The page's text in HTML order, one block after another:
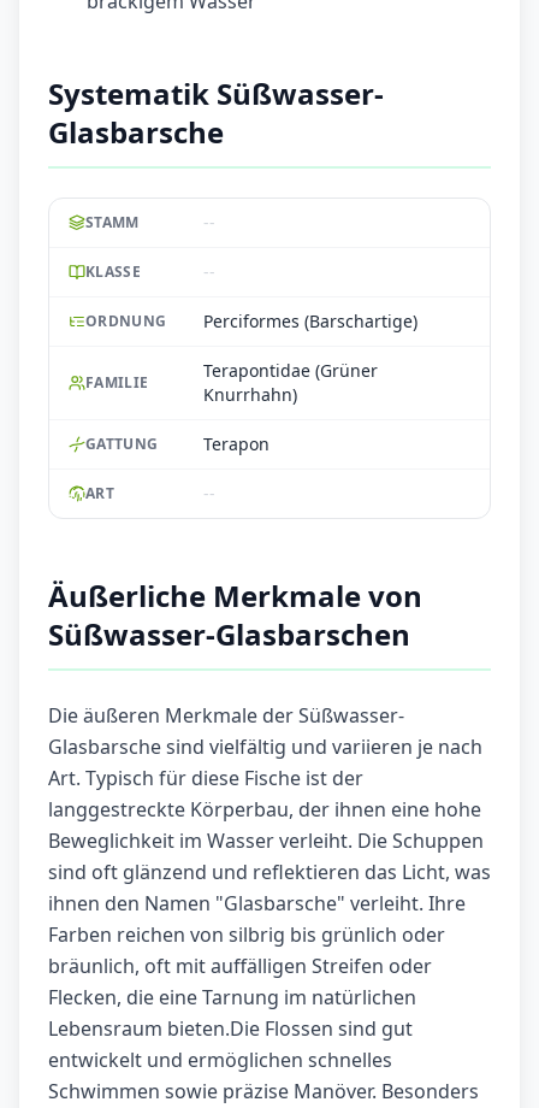
Systematik Süßwasser-
Glasbarsche
STAMM --
KLASSE --
ORDNUNG Perciformes (Barschartige)
FAMILIE
Terapontidae (Grüner
Knurrhahn)
GATTUNG Terapon
ART --
Äußerliche Merkmale von
Süßwasser-Glasbarschen
Die äußeren Merkmale der Süßwasser-
Glasbarsche sind vielfältig und variieren je nach
Art. Typisch für diese Fische ist der
langgestreckte Körperbau, der ihnen eine hohe
Beweglichkeit im Wasser verleiht. Die Schuppen
sind oft glänzend und reflektieren das Licht, was
ihnen den Namen "Glasbarsche" verleiht. Ihre
Farben reichen von silbrig bis grünlich oder
bräunlich, oft mit auffälligen Streifen oder
Flecken, die eine Tarnung im natürlichen
Lebensraum bieten.Die Flossen sind gut
entwickelt und ermöglichen schnelles
Schwimmen sowie präzise Manöver. Besonders